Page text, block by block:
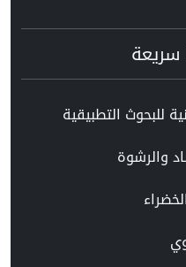
سريعة
للبحوث التطبيقية
والرشوة